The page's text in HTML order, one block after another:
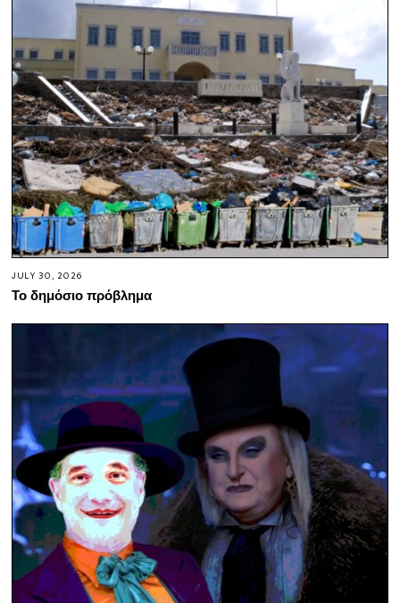
JULY 30, 2026
Το δημόσιο πρόβλημα